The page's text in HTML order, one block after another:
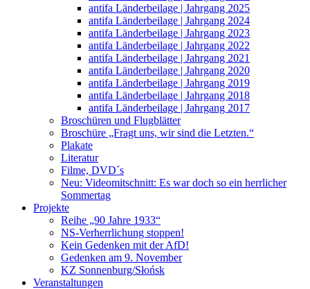
antifa Länderbeilage | Jahrgang 2025
antifa Länderbeilage | Jahrgang 2024
antifa Länderbeilage | Jahrgang 2023
antifa Länderbeilage | Jahrgang 2022
antifa Länderbeilage | Jahrgang 2021
antifa Länderbeilage | Jahrgang 2020
antifa Länderbeilage | Jahrgang 2019
antifa Länderbeilage | Jahrgang 2018
antifa Länderbeilage | Jahrgang 2017
Broschüren und Flugblätter
Broschüre „Fragt uns, wir sind die Letzten.“
Plakate
Literatur
Filme, DVD´s
Neu: Videomitschnitt: Es war doch so ein herrlicher
Sommertag
Projekte
Reihe „90 Jahre 1933“
NS-Verherrlichung stoppen!
Kein Gedenken mit der AfD!
Gedenken am 9. November
KZ Sonnenburg/Słońsk
Veranstaltungen